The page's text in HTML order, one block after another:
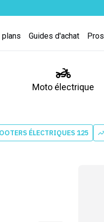
plans Guides d'achat Pros
Moto électrique
ÉLECTRIQUES 125